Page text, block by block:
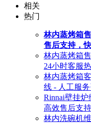
相关
热门
林内蒸烤箱
售后支持，
林内蒸烤箱
24小时客服
林内蒸烤箱
线 - 人工服
Rinnai壁挂
高效售后支
林内洗碗机